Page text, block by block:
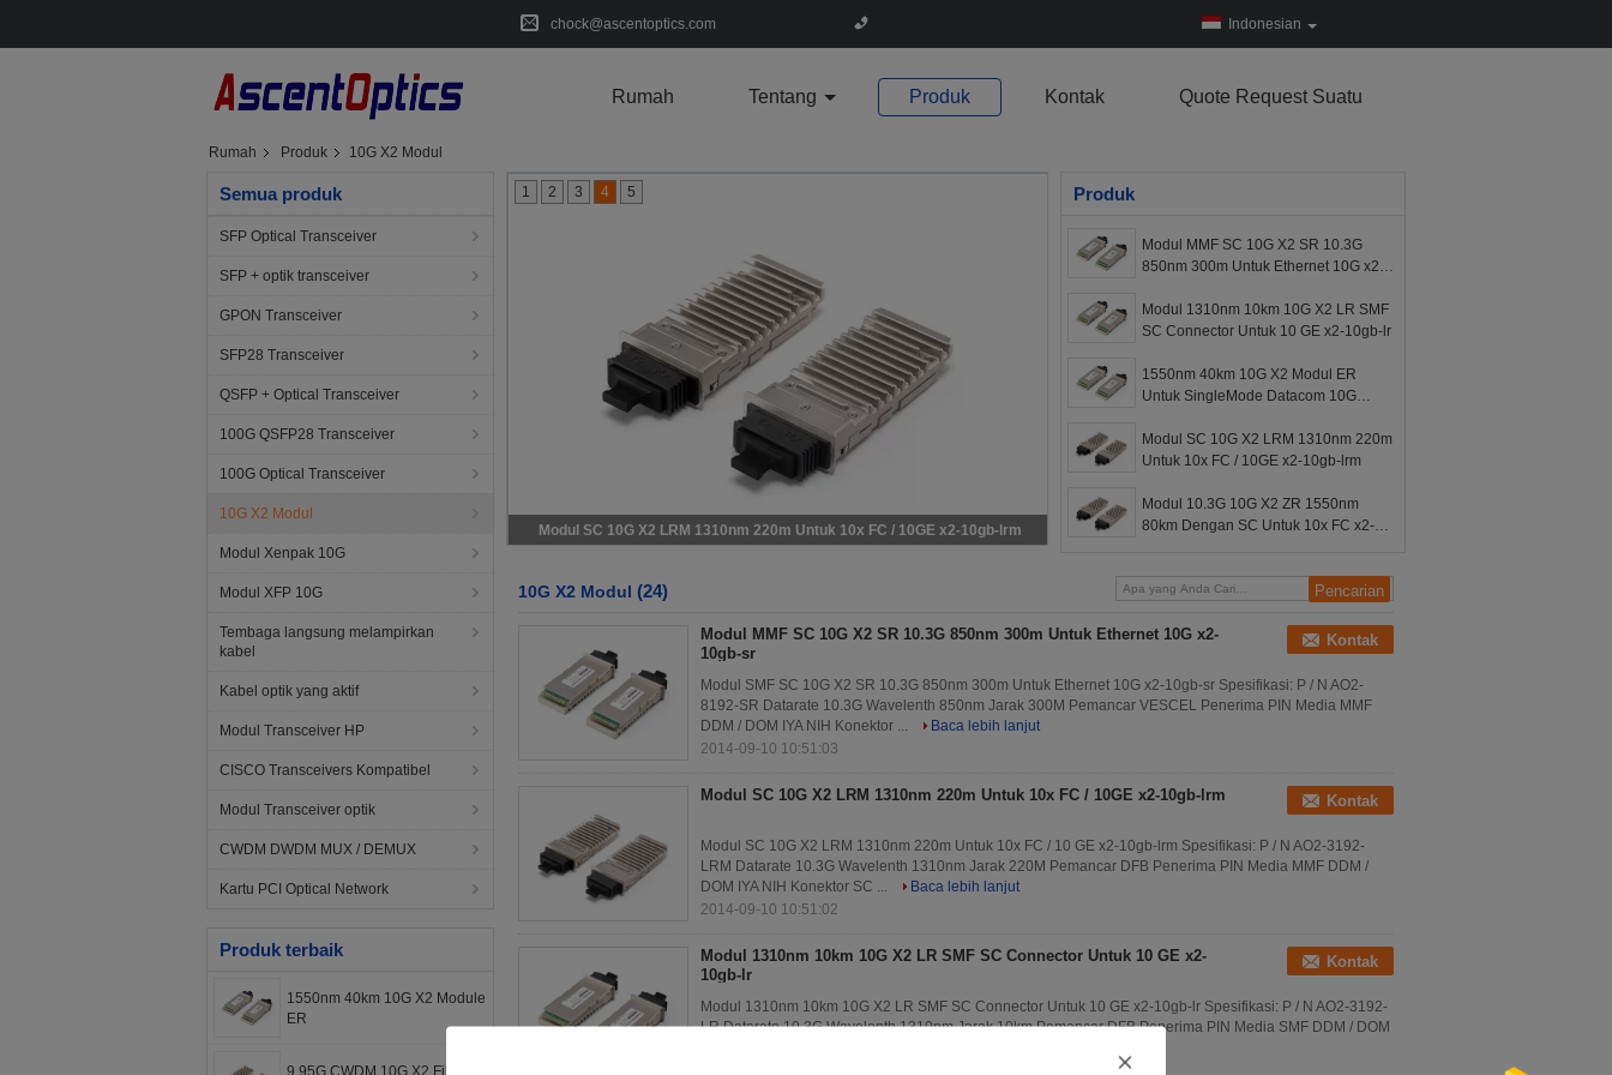
chock@ascentoptics.com Indonesian
Rumah Tentang Produk Kontak Quote Request Suatu
Rumah Produk 10G X2 Modul
Semua produk
SFP Optical Transceiver
SFP + optik transceiver
GPON Transceiver
SFP28 Transceiver
QSFP + Optical Transceiver
100G QSFP28 Transceiver
100G Optical Transceiver
10G X2 Modul
Modul Xenpak 10G
Modul XFP 10G
Tembaga langsung melampirkan
kabel
Kabel optik yang aktif
Modul Transceiver HP
CISCO Transceivers Kompatibel
Modul Transceiver optik
CWDM DWDM MUX / DEMUX
Kartu PCI Optical Network
Produk terbaik
1550nm 40km 10G X2 Module
ER
9.95G CWDM 10G X2 Fiber
Modul SC 10G X2 LRM 1310nm 220m Untuk 10x FC / 10GE x2-10gb-lrm
1 2 3 4 5 Produk
Modul MMF SC 10G X2 SR 10.3G
850nm 300m Untuk Ethernet 10G x2-
Modul 1310nm 10km 10G X2 LR SMF
SC Connector Untuk 10 GE x2-10gb-lr
1550nm 40km 10G X2 Modul ER
Untuk SingleMode Datacom 10G
Modul SC 10G X2 LRM 1310nm 220m
Untuk 10x FC / 10GE x2-10gb-lrm
Modul 10.3G 10G X2 ZR 1550nm
80km Dengan SC Untuk 10x FC x2-
10G X2 Modul (24)
Modul MMF SC 10G X2 SR 10.3G 850nm 300m Untuk Ethernet 10G x2-
10gb-sr
Kontak
Modul SMF SC 10G X2 SR 10.3G 850nm 300m Untuk Ethernet 10G x2-10gb-sr Spesifikasi: P / N AO2-
8192-SR Datarate 10.3G Wavelenth 850nm Jarak 300M Pemancar VESCEL Penerima PIN Media MMF
DDM / DOM IYA NIH Konektor ...
Baca lebih lanjut
2014-09-10 10:51:03
Modul SC 10G X2 LRM 1310nm 220m Untuk 10x FC / 10GE x2-10gb-lrm Kontak
Modul SC 10G X2 LRM 1310nm 220m Untuk 10x FC / 10 GE x2-10gb-lrm Spesifikasi: P / N AO2-3192-
LRM Datarate 10.3G Wavelenth 1310nm Jarak 220M Pemancar DFB Penerima PIN Media MMF DDM /
DOM IYA NIH Konektor SC ...
Baca lebih lanjut
2014-09-10 10:51:02
Modul 1310nm 10km 10G X2 LR SMF SC Connector Untuk 10 GE x2-
10gb-lr
Kontak
Modul 1310nm 10km 10G X2 LR SMF SC Connector Untuk 10 GE x2-10gb-lr Spesifikasi: P / N AO2-3192-
LR Datarate 10.3G Wavelenth 1310nm Jarak 10km Pemancar DFB Penerima PIN Media SMF DDM / DOM